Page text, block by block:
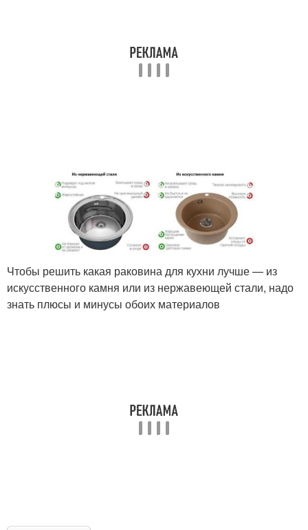
Врезная мойка
Чтобы решить какая раковина для кухни лучше — из
искусственного камня или из нержавеющей стали, надо
знать плюсы и минусы обоих материалов